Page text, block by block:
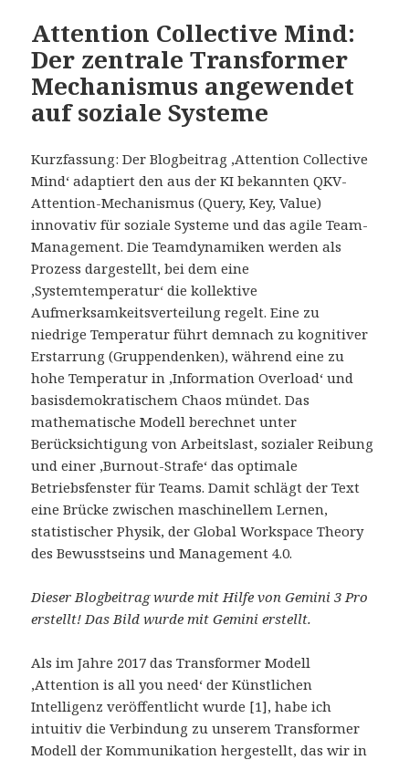
Attention Collective Mind:
Der zentrale Transformer
Mechanismus angewendet
auf soziale Systeme
Kurzfassung: Der Blogbeitrag ‚Attention Collective
Mind‘ adaptiert den aus der KI bekannten QKV-
Attention-Mechanismus (Query, Key, Value)
innovativ für soziale Systeme und das agile Team-
Management. Die Teamdynamiken werden als
Prozess dargestellt, bei dem eine
‚Systemtemperatur‘ die kollektive
Aufmerksamkeitsverteilung regelt. Eine zu
niedrige Temperatur führt demnach zu kognitiver
Erstarrung (Gruppendenken), während eine zu
hohe Temperatur in ‚Information Overload‘ und
basisdemokratischem Chaos mündet. Das
mathematische Modell berechnet unter
Berücksichtigung von Arbeitslast, sozialer Reibung
und einer ‚Burnout-Strafe‘ das optimale
Betriebsfenster für Teams. Damit schlägt der Text
eine Brücke zwischen maschinellem Lernen,
statistischer Physik, der Global Workspace Theory
des Bewusstseins und Management 4.0.
Dieser Blogbeitrag wurde mit Hilfe von Gemini 3 Pro
erstellt! Das Bild wurde mit Gemini erstellt.
Als im Jahre 2017 das Transformer Modell
‚Attention is all you need‘ der Künstlichen
Intelligenz veröffentlicht wurde [1], habe ich
intuitiv die Verbindung zu unserem Transformer
Modell der Kommunikation hergestellt, das wir in